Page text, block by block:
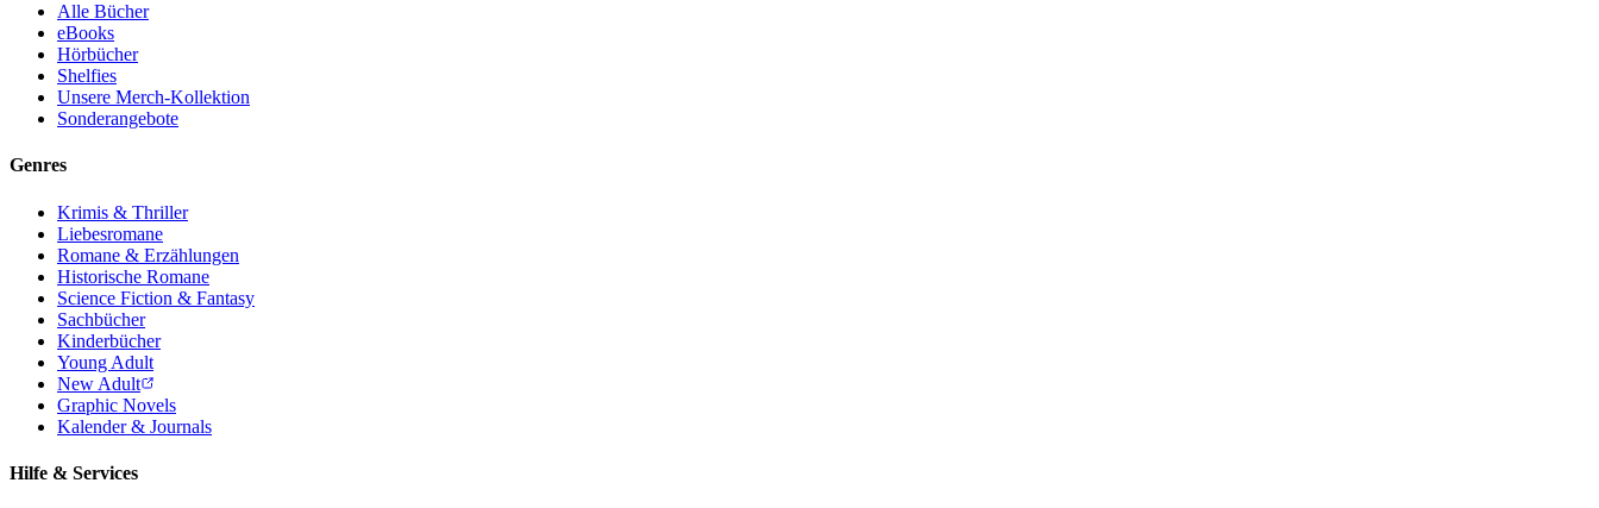
Alle Bücher
eBooks
Hörbücher
Shelfies
Unsere Merch-Kollektion
Sonderangebote
Genres
Krimis & Thriller
Liebesromane
Romane & Erzählungen
Historische Romane
Science Fiction & Fantasy
Sachbücher
Kinderbücher
Young Adult
New Adult
Graphic Novels
Kalender & Journals
Hilfe & Services